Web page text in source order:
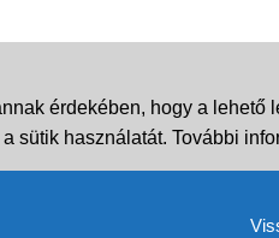
érdekében, hogy a
sütik használatát. További